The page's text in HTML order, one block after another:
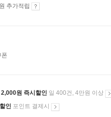
추가적립
폰
2,000원 즉시할인 일 400건, 4만원 이상
인 포인트 결제시